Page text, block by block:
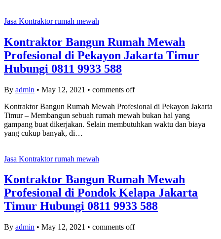
Jasa Kontraktor rumah mewah
Kontraktor Bangun Rumah Mewah
Profesional di Pekayon Jakarta Timur
Hubungi 0811 9933 588
By admin • May 12, 2021 • comments off
Kontraktor Bangun Rumah Mewah Profesional di Pekayon Jakarta
Timur – Membangun sebuah rumah mewah bukan hal yang
gampang buat dikerjakan. Selain membutuhkan waktu dan biaya
yang cukup banyak, di…
Jasa Kontraktor rumah mewah
Kontraktor Bangun Rumah Mewah
Profesional di Pondok Kelapa Jakarta
Timur Hubungi 0811 9933 588
By admin • May 12, 2021 • comments off